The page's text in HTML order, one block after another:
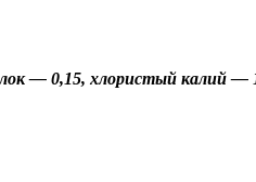
— 0,15, хлористый калий —